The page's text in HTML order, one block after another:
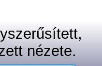
nézete.